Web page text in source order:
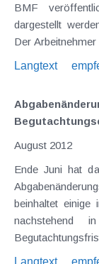
BMF veröffentlicht wurden, sollen nachfolgend näher
dargestellt werden. Grenzüberschreitender PKW-
Langtext
August 2012
Ende Juni hat das
Abgabenänderungsgesetz
beinhaltet einige
nachstehend
Langtext